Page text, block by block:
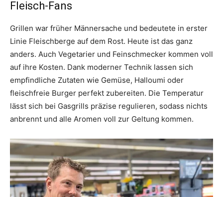
Fleisch-Fans
Grillen war früher Männersache und bedeutete in erster
Linie Fleischberge auf dem Rost. Heute ist das ganz
anders. Auch Vegetarier und Feinschmecker kommen voll
auf ihre Kosten. Dank moderner Technik lassen sich
empfindliche Zutaten wie Gemüse, Halloumi oder
fleischfreie Burger perfekt zubereiten. Die Temperatur
lässt sich bei Gasgrills präzise regulieren, sodass nichts
anbrennt und alle Aromen voll zur Geltung kommen.